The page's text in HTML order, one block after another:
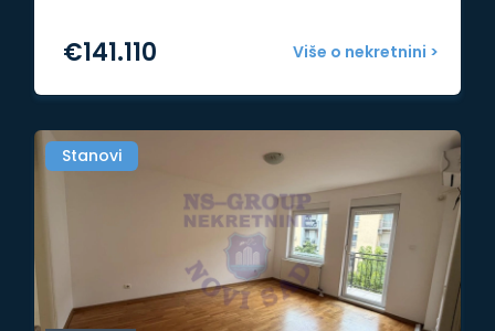
Više o nekretnini >
€141.110
Stanovi